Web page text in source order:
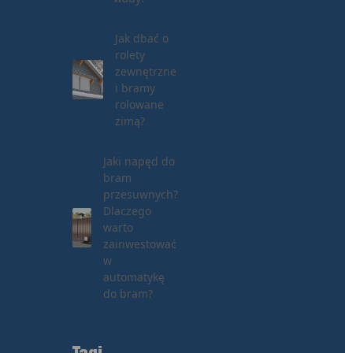
Jak dbać o
rolety
zewnętrzne
i bramy
rolowane
zimą?
Jaki napęd do
bram
przesuwnych?
Dlaczego
warto
zainwestować
w
automatykę
do bram?